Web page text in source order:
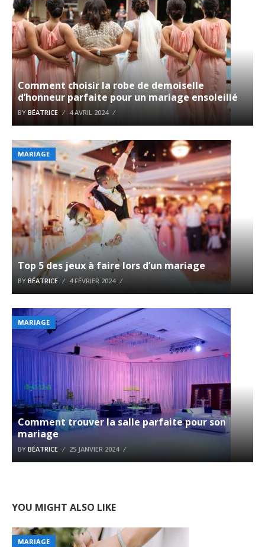
Comment choisir la robe de demoiselle
d’honneur parfaite pour un mariage ensoleillé
BY BÉATRICE 4 AVRIL 2024
MARIAGE
Top 5 des jeux à faire lors d’un mariage
BY BÉATRICE 4 FÉVRIER 2024
MARIAGE
Comment trouver la salle parfaite pour son
mariage
BY BÉATRICE 25 JANVIER 2024
YOU MIGHT ALSO LIKE
MARIAGE